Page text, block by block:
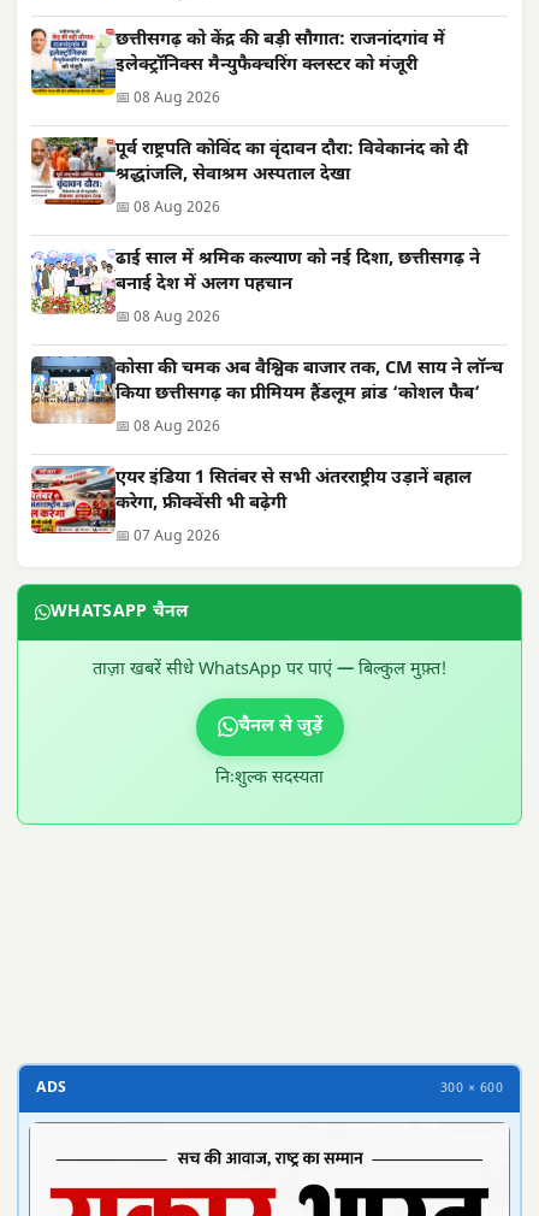
छत्तीसगढ़ को केंद्र की बड़ी सौगात: राजनांदगांव में
इलेक्ट्रॉनिक्स मैन्युफैक्चरिंग क्लस्टर को मंजूरी
📅 08 Aug 2026
पूर्व राष्ट्रपति कोविंद का वृंदावन दौरा: विवेकानंद को दी
श्रद्धांजलि, सेवाश्रम अस्पताल देखा
📅 08 Aug 2026
ढाई साल में श्रमिक कल्याण को नई दिशा, छत्तीसगढ़ ने
बनाई देश में अलग पहचान
📅 08 Aug 2026
कोसा की चमक अब वैश्विक बाजार तक, CM साय ने लॉन्च
किया छत्तीसगढ़ का प्रीमियम हैंडलूम ब्रांड ‘कोशल फैब’
📅 08 Aug 2026
एयर इंडिया 1 सितंबर से सभी अंतरराष्ट्रीय उड़ानें बहाल
करेगा, फ्रीक्वेंसी भी बढ़ेगी
📅 07 Aug 2026
WHATSAPP चैनल
ताज़ा खबरें सीधे WhatsApp पर पाएं — बिल्कुल मुफ़्त!
चैनल से जुड़ें
निःशुल्क सदस्यता
ADS 300 × 600